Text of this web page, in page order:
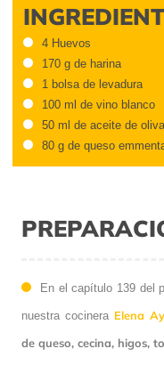
4 Huevos
170 g de harina
1 bolsa de levadura
100 ml de vino blanco
50 ml de aceite de oliva
80 g de queso
En el capítulo 139 del
nuestra cocinera Elena
de queso, cecina, higos,